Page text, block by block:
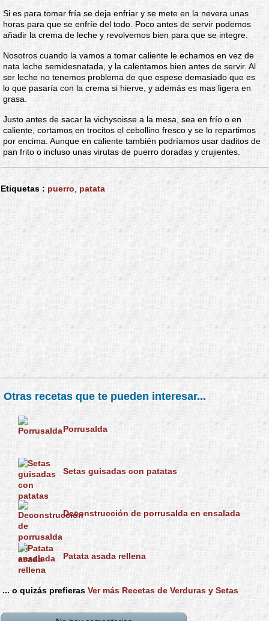
Si es para tomar fría se deja enfriar y se mete en la nevera unas
horas para que se enfríe del todo. Poco antes de servir podemos
añadir la crema de leche y revolvemos bien para que se integre.
Nosotros cuando la vamos a tomar caliente le echamos en vez de
nata leche semidesnatada, y la calentamos bien antes de servir. Al
ser leche no tenemos problema de que espese demasiado que es
lo que pasaría con la crema si hierve, y además es mas ligera en
grasa.
Justo antes de sacar la vichysoisse a la mesa, sea en frío o en
caliente, cortamos en trocitos el cebollino fresco y se lo repartimos
por encima. Aunque en caliente también podríamos usar daditos de
pan frito o incluso unas virutas de puerro doradas y crujientes.
Etiquetas : puerro patata
Otras recetas que te pueden interesar...
Porrusalda
Setas guisadas con patatas
Deconstrucción de porrusalda en ensalada
Patata asada rellena
... o quizás prefieras Ver más Recetas de Verduras y Setas